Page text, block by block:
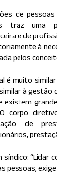
de
traz uma
e de
à
pelos
é muito
à gestão
existem
O corpo
de
síndico: “Lidar
pessoas, exige